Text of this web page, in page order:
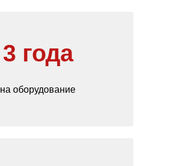
3 года
на оборудование